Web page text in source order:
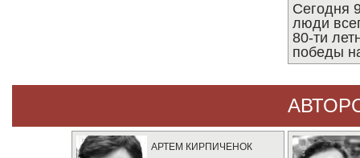
Сегодня
люди
80-ти
победы
АРТЕМ КИРПИЧЕНОК